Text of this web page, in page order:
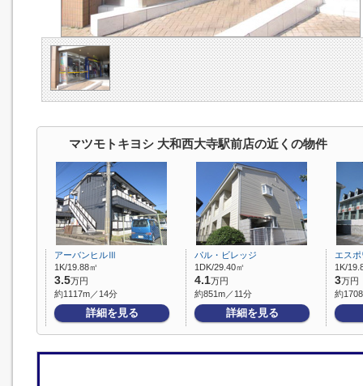
マツモトキヨシ 大和西大寺駅前店の近くの物件
アーバンヒルⅢ
1K/19.88㎡
3.5万円
約1117m／14分
詳細を見る
パル・ビレッジ
1DK/29.40㎡
4.1万円
約851m／11分
詳細を見る
エス
1K/
3万円
約